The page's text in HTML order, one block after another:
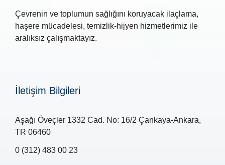
Çevrenin ve toplumun sağlığını koruyacak ilaçlama,
haşere mücadelesi, temizlik-hijyen hizmetlerimiz ile
aralıksız çalışmaktayız.
İletişim Bilgileri
Aşağı Öveçler 1332 Cad. No: 16/2 Çankaya-Ankara,
TR 06460
0 (312) 483 00 23